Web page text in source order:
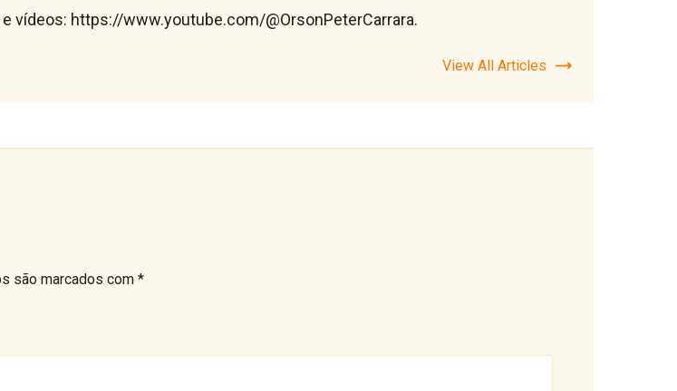
vídeos: https://www.youtube.com/@OrsonPeterCarrara.
View All Articles
são marcados com *